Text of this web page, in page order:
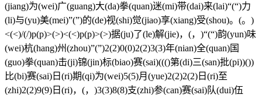
(jiang)为(wei)广(guang)大(da)拳(quan)迷(mi)带(dai)来(lai)“(“)力
(li)与(yu)美(mei)”(”)的(de)视(shi)觉(jiao)享(xiang)受(shou)。(。)
<(<)/(/)p(p)>(>)<(<)p(p)>(>)据(ju)了(le)解(jie)，(，)“(“)韵(yun)味
(wei)杭(hang)州(zhou)”(”)2(2)0(0)2(2)3(3)年(nian)全(quan)国
(guo)拳(quan)击(ji)锦(jin)标(biao)赛(sai)((()第(di)三(san)批(pi))())
比(bi)赛(sai)日(ri)期(qi)为(wei)5(5)月(yue)2(2)2(2)日(ri)至
(zhi)2(2)9(9)日(ri)，(，)3(3)8(8)支(zhi)参(can)赛(sai)队(dui)伍